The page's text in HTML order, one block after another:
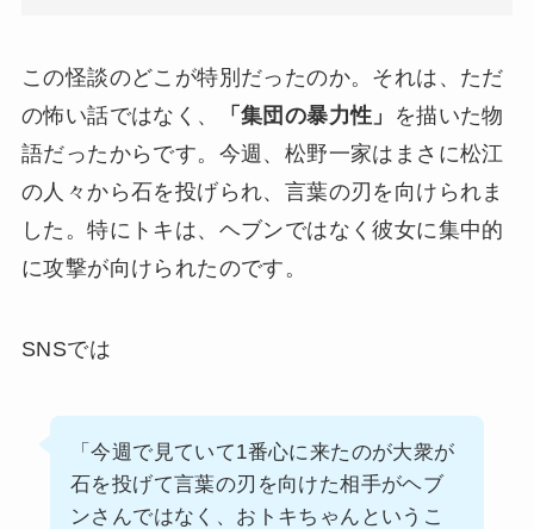
この怪談のどこが特別だったのか。それは、ただ
の怖い話ではなく、
「集団の暴力性」
を描いた物
語だったからです。今週、松野一家はまさに松江
の人々から石を投げられ、言葉の刃を向けられま
した。特にトキは、ヘブンではなく彼女に集中的
に攻撃が向けられたのです。
SNSでは
「今週で見ていて1番心に来たのが大衆が
石を投げて言葉の刃を向けた相手がヘブ
ンさんではなく、おトキちゃんというこ